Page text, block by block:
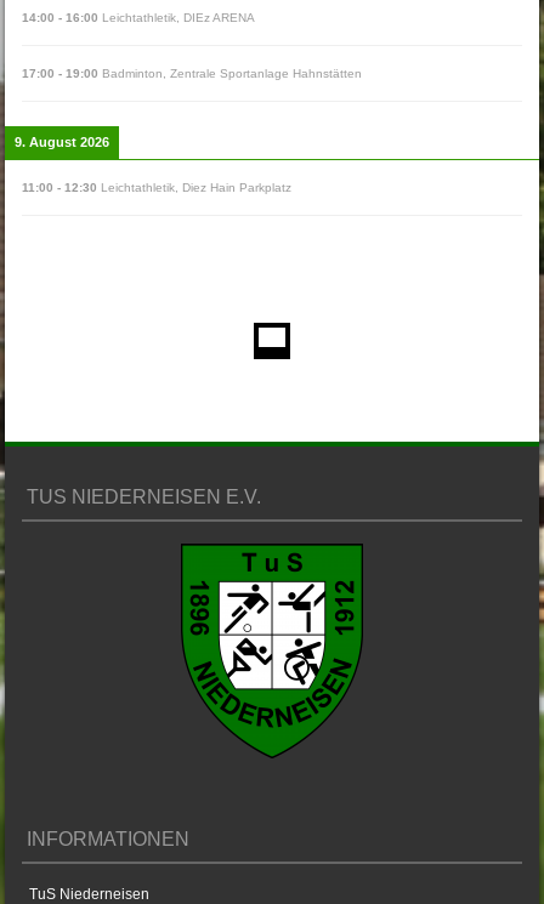
14:00 -16:00 Leichtathletik DIEz ARENA
17:00 -19:00 Badminton ,Zentrale Sportanlage Hahnstätten
9. August 2026
11:00 -12:30 Leichtathletik Diez Hain Parkplatz
TUS NIEDERNEISEN E.V.
INFORMATIONEN
TuS Niederneisen